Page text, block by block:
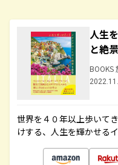
人生
と絶
BOOKS
世界を４０年以上歩いて
けする、人生を輝かせる